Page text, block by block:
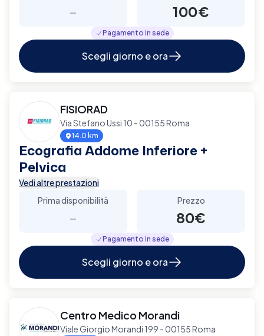
- 100€
Pagamento in sede
Scegli giorno e ora
FISIORAD
Via Stefano Ussi 10 - 00155 Roma
14.0 km
Ecografia Addome Inferiore +
Pelvica
Vedi altre prestazioni
Prima disponibilità
-
Prezzo
80€
Pagamento in sede
Scegli giorno e ora
Centro Medico Morandi
Viale Giorgio Morandi 199 - 00155 Roma